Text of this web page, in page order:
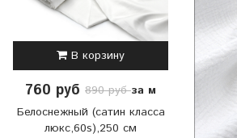
В корзину
760 руб 890 рубза м
Белоснежный (сатин класса
люкс,60s),250 см